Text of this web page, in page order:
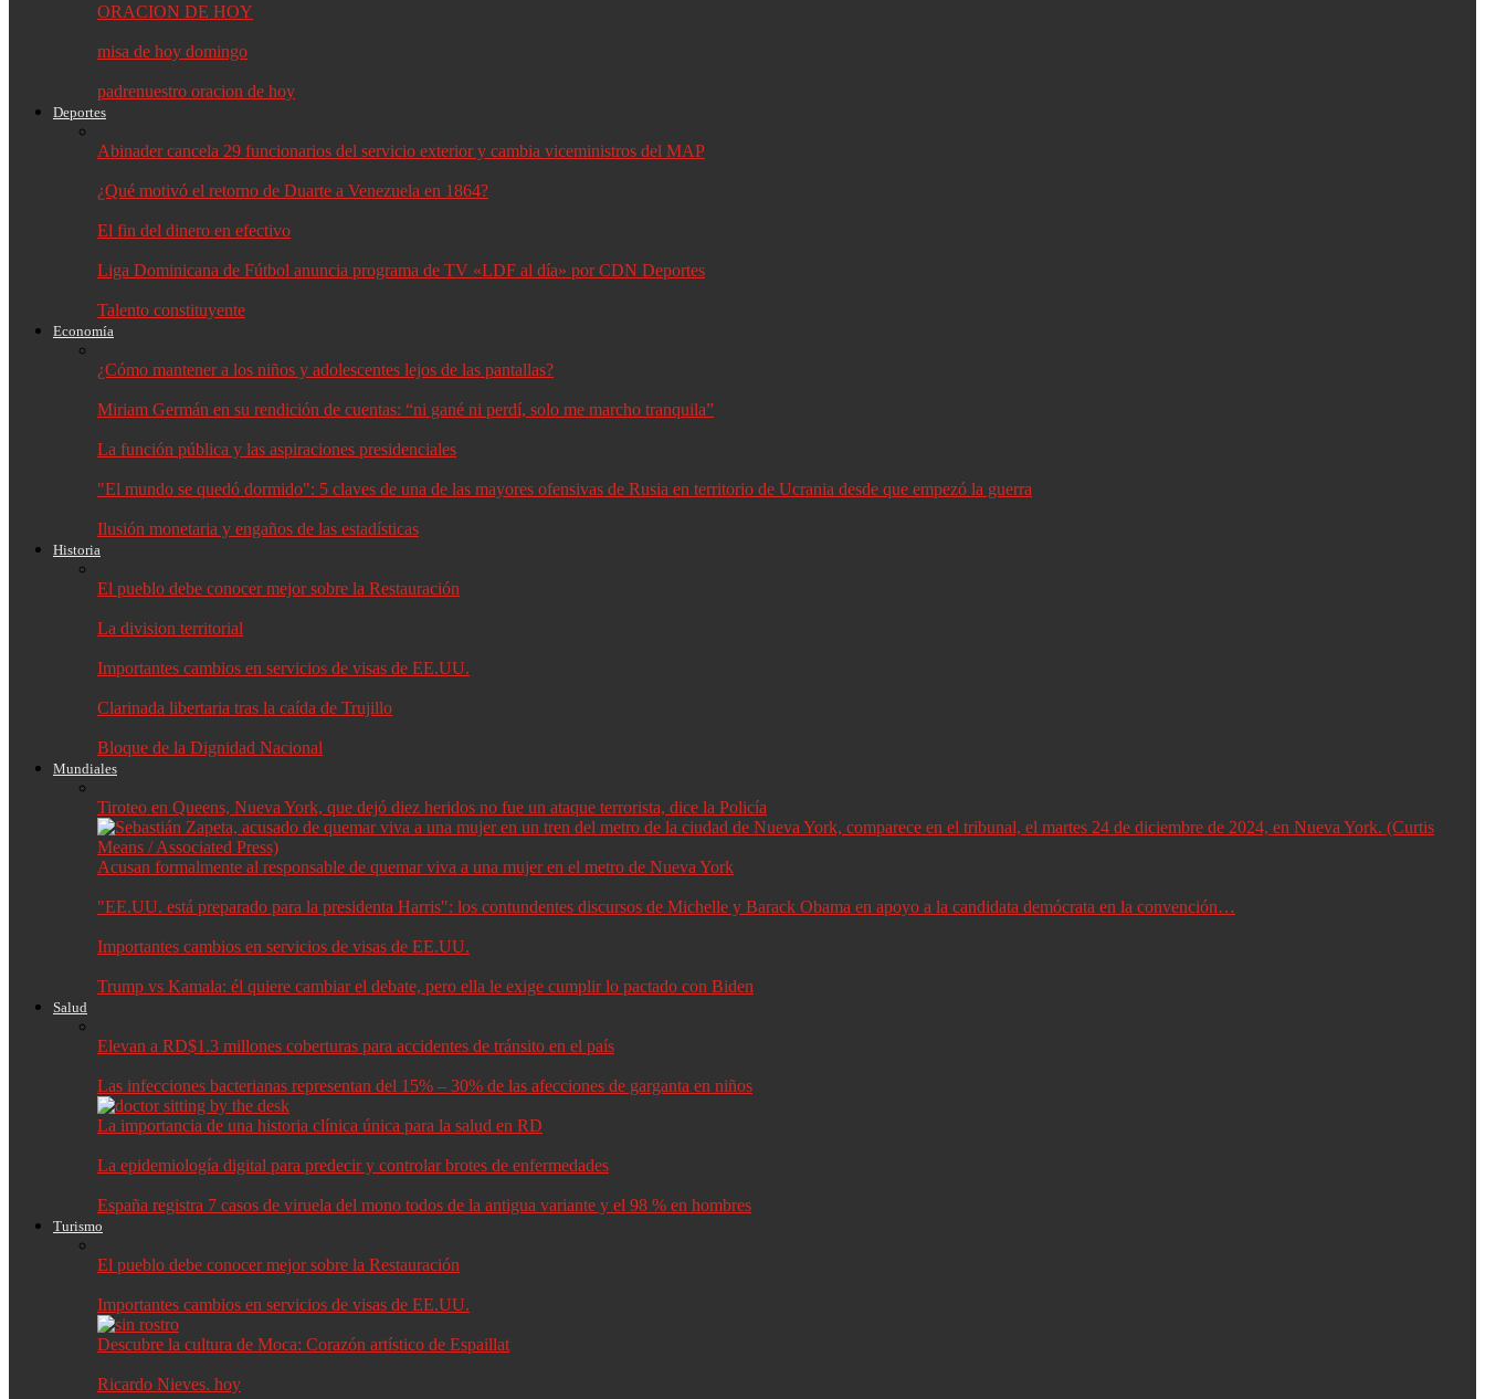
ORACION DE HOY
misa de hoy domingo
padrenuestro oracion de hoy
Deportes
Abinader cancela 29 funcionarios del servicio exterior y cambia viceministros del MAP
¿Qué motivó el retorno de Duarte a Venezuela en 1864?
El fin del dinero en efectivo
Liga Dominicana de Fútbol anuncia programa de TV «LDF al día» por CDN Deportes
Talento constituyente
Economía
¿Cómo mantener a los niños y adolescentes lejos de las pantallas?
Miriam Germán en su rendición de cuentas: “ni gané ni perdí, solo me marcho tranquila”
La función pública y las aspiraciones presidenciales
"El mundo se quedó dormido": 5 claves de una de las mayores ofensivas de Rusia en territorio de Ucrania desde que empezó la guerra
Ilusión monetaria y engaños de las estadísticas
Historia
El pueblo debe conocer mejor sobre la Restauración
La division territorial
Importantes cambios en servicios de visas de EE.UU.
Clarinada libertaria tras la caída de Trujillo
Bloque de la Dignidad Nacional
Mundiales
Tiroteo en Queens, Nueva York, que dejó diez heridos no fue un ataque terrorista, dice la Policía
Acusan formalmente al responsable de quemar viva a una mujer en el metro de Nueva York
"EE.UU. está preparado para la presidenta Harris": los contundentes discursos de Michelle y Barack Obama en apoyo a la candidata demócrata en la convención…
Importantes cambios en servicios de visas de EE.UU.
Trump vs Kamala: él quiere cambiar el debate, pero ella le exige cumplir lo pactado con Biden
Salud
Elevan a RD$1.3 millones coberturas para accidentes de tránsito en el país
Las infecciones bacterianas representan del 15% – 30% de las afecciones de garganta en niños
La importancia de una historia clínica única para la salud en RD
La epidemiología digital para predecir y controlar brotes de enfermedades
España registra 7 casos de viruela del mono todos de la antigua variante y el 98 % en hombres
Turismo
El pueblo debe conocer mejor sobre la Restauración
Importantes cambios en servicios de visas de EE.UU.
Descubre la cultura de Moca: Corazón artístico de Espaillat
Ricardo Nieves. hoy